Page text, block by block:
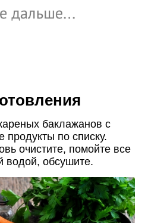
баклажанов с
продукты по списку.
очистите, помойте все
водой, обсушите.